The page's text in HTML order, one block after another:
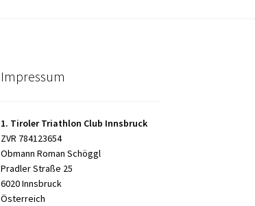
Impressum
1. Tiroler Triathlon Club Innsbruck
ZVR 784123654
Obmann Roman Schöggl
Pradler Straße 25
6020 Innsbruck
Österreich